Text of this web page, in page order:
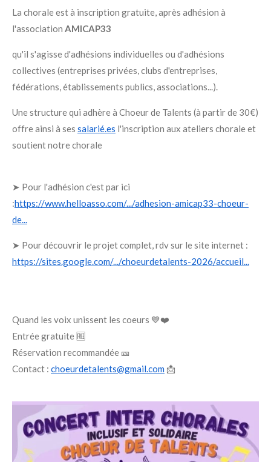
La chorale est à inscription gratuite, après adhésion à
l'association AMICAP33
qu'il s'agisse d'adhésions individuelles ou d'adhésions
collectives (entreprises privées, clubs d'entreprises,
fédérations, établissements publics, associations...).
Une structure qui adhère à Choeur de Talents (à partir de 30€)
offre ainsi à ses salarié.es l'inscription aux ateliers chorale et
soutient notre chorale
➤ Pour l'adhésion c'est par ici
:https://www.helloasso.com/.../adhesion-amicap33-choeur-
de...
➤ Pour découvrir le projet complet, rdv sur le site internet :
https://sites.google.com/.../choeurdetalents-2026/accueil...
Quand les voix unissent les coeurs 💙❤️
Entrée gratuite 🆓
Réservation recommandée 🎫
Contact : choeurdetalents@gmail.com 📩